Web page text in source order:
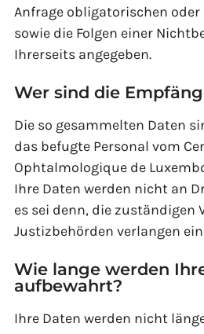
Anfrage obligatorischen
sowie die Folgen einer
Ihrerseits angegeben.
Wer sind die
Die so gesammelten Daten
das befugte Personal vom
Ophtalmologique de
Ihre Daten werden nicht an
es sei denn, die zuständigen
Justizbehörden verlangen
Wie lange werden
aufbewahrt?
Ihre Daten werden nicht